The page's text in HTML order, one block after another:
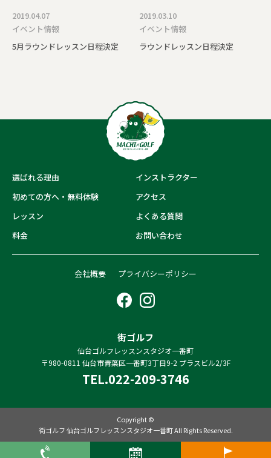
2019.04.07
イベント情報
5月ラウンドレッスン日程決定
2019.03.10
イベント情報
ラウンドレッスン日程決定
選ばれる理由
インストラクター
初めての方へ・無料体験
アクセス
レッスン
よくある質問
料金
お問い合わせ
会社概要 プライバシーポリシー
街ゴルフ
仙台ゴルフレッスンスタジオ一番町
〒980-0811 仙台市青葉区一番町3丁目9-2 プラスビル2/3F
TEL.022-209-3746
Copyright ©
街ゴルフ 仙台ゴルフレッスンスタジオ一番町 All Rights Reserved.